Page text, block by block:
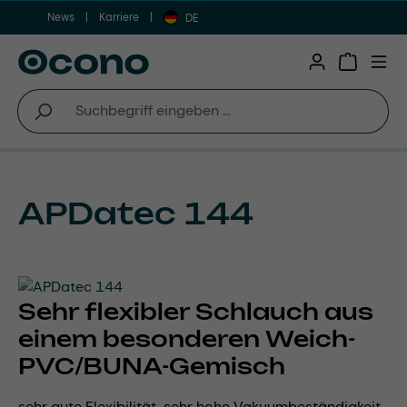
Zum Hauptinhalt springen
News Karriere DE
APDatec 144
Sehr flexibler Schlauch aus
einem besonderen Weich-
PVC/BUNA-Gemisch